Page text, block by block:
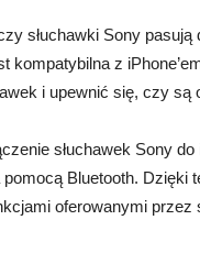
słuchawki Sony
kompatybilna z
i upewnić się, czy
słuchawek Sony
Bluetooth.
oferowanymi przez